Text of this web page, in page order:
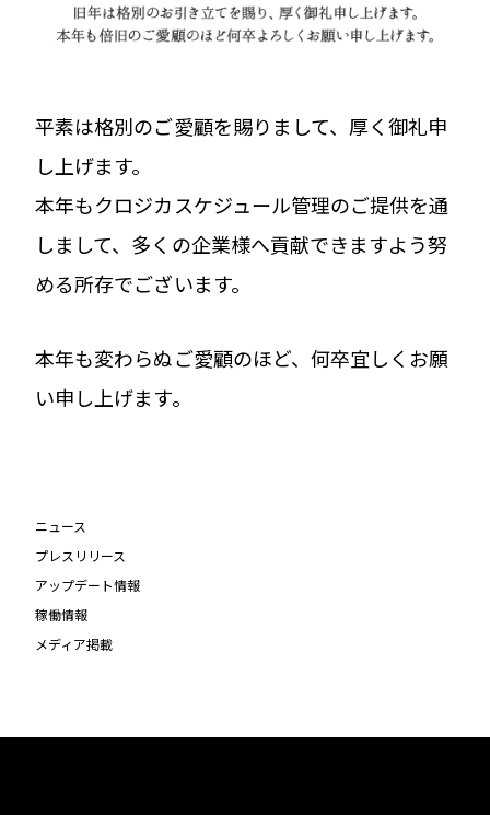
平素は格別のご愛顧を賜りまして、厚く御礼申
し上げます。
本年もクロジカスケジュール管理のご提供を通
しまして、多くの企業様へ貢献できますよう努
める所存でございます。
本年も変わらぬご愛顧のほど、何卒宜しくお願
い申し上げます。
ニュース
プレスリリース
アップデート情報
稼働情報
メディア掲載